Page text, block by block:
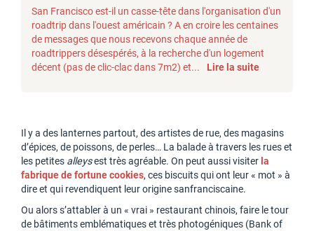
San Francisco est-il un casse-tête dans l'organisation d'un
roadtrip dans l'ouest américain ? A en croire les centaines
de messages que nous recevons chaque année de
roadtrippers désespérés, à la recherche d'un logement
décent (pas de clic-clac dans 7m2) et...
Lire la suite
Il y a des lanternes partout, des artistes de rue, des magasins
d’épices, de poissons, de perles… La balade à travers les rues et
les petites alleysest très agréable. On peut aussi visiter la
fabrique de fortune cookies, ces biscuits qui ont leur « mot » à
dire et qui revendiquent leur origine sanfranciscaine.
Ou alors s’attabler à un « vrai » restaurant chinois, faire le tour
de bâtiments emblématiques et très photogéniques (Bank of